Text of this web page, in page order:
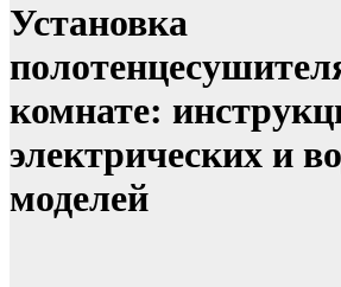
Установка
комнате:
электрических и
моделей